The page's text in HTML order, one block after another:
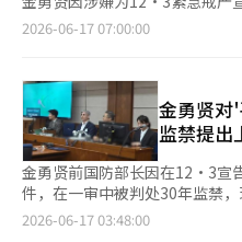
裂后，美朝关系实际上陷入了
剧，而特朗普在美国内部政治和
解决朝鲜问题不仅仅是外交成就
意义。在美国历史上，尚未有总
如果特朗普能够推动朝鲜核冻结
实质性进展，这将被记录为冷战
于朝鲜的现实。最近，朝鲜正
结构。朝鲜不仅在简单的核开发
体燃料洲际弹道导弹（ICBM）
上向特朗普总统提议访问平壤，
表示：“国会也将为李总统的努力提供
了90分钟以上的交谈。”他表
半岛的持续关注，以实现中东地
总统也回应称将为朝鲜半岛和平发挥
示：“希望在李总统全力以赴的
南北关系也能有所突破，为朝
展。”并强调：“国会和党层面
中的努力提供支持。”※ 本报道
辑。
禁，现已提出上诉。 16日，法律界消息称，金勇贤的辩护团队当
诉，而前总统尹锡悦则在判决当天
指控利用所谓的‘心理战’来诱
急戒严的理由和正当性，指示在
无人机。此外，他们还被指控滥用
与前无人机作战司令官金勇大
失的军用资产伪装成训练中损失
造公文及教唆伪造公文等罪名。 三星生物制剂劳资双方20天后重
启对话，讨论未来方式 三星生
2026-06-17 07:00:00
金勇贤对
监禁提出
金勇贤前国防部长因在12·3宣
件，在一审中被判处30年监禁
息称，金前部长的辩护团队当天
2026-06-17 03:48:00